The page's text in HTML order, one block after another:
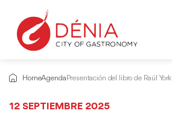
HomeAgenda Presentación del libro de Raúl York
12 SEPTIEMBRE 2025